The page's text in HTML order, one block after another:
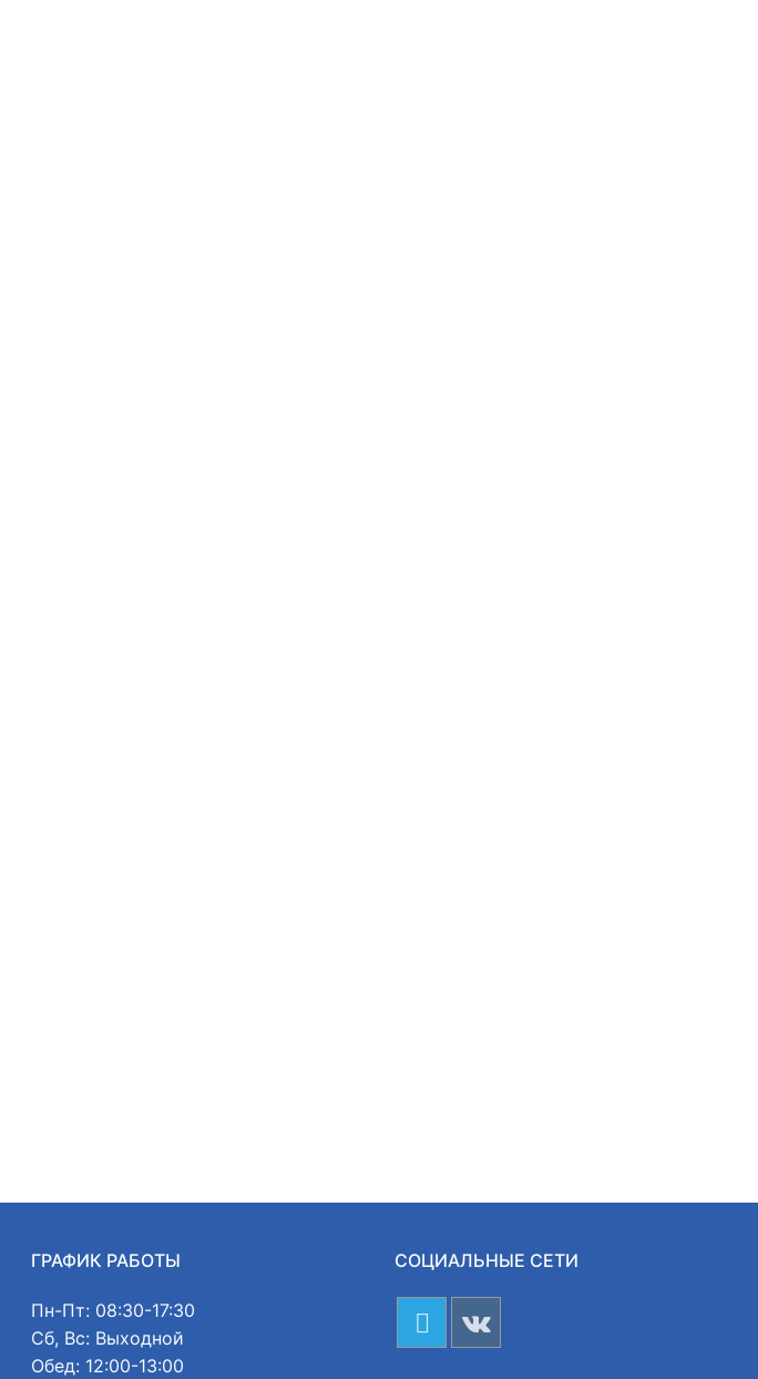
ГРАФИК РАБОТЫ
Пн-Пт: 08:30-17:30
Сб, Вс: Выходной
Обед: 12:00-13:00
СОЦИАЛЬНЫЕ СЕТИ